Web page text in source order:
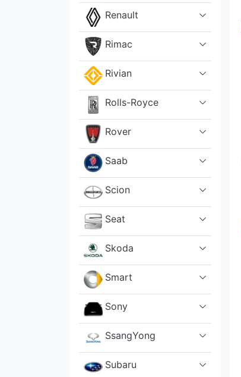
Renault
Rimac
Rivian
Rolls-Royce
Rover
Saab
Scion
Seat
Skoda
Smart
Sony
SsangYong
Subaru